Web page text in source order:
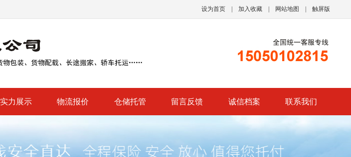
设为首页 加入收藏 网站地图 触屏版
实力展示 物流报价 仓储托管 留言反馈 诚信档案 联系我们